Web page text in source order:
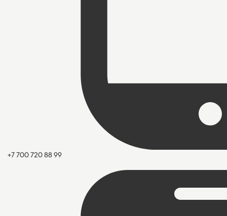
+7 700 720 88 99